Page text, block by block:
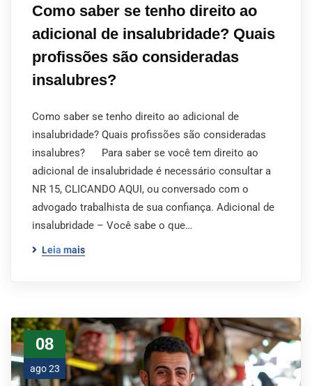
Como saber se tenho direito ao
adicional de insalubridade? Quais
profissões são consideradas
insalubres?
Como saber se tenho direito ao adicional de
insalubridade? Quais profissões são consideradas
insalubres? Para saber se você tem direito ao
adicional de insalubridade é necessário consultar a
NR 15, CLICANDO AQUI, ou conversado com o
advogado trabalhista de sua confiança. Adicional de
insalubridade – Você sabe o que…
Leia mais
08
ago 23